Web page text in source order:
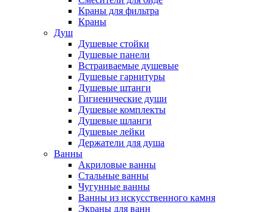
Краны для фильтра
Краны
Душ
Душевые стойки
Душевые панели
Встраиваемые душевые
Душевые гарнитуры
Душевые штанги
Гигиенические души
Душевые комплекты
Душевые шланги
Душевые лейки
Держатели для душа
Ванны
Акриловые ванны
Стальные ванны
Чугунные ванны
Ванны из искусственного камня
Экраны для ванн